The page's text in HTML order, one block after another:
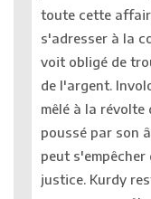
toute cette
s'adresser à la
voit obligé de
de l'argent.
mêlé à la révolte
poussé par son
peut
justice. Kurdy